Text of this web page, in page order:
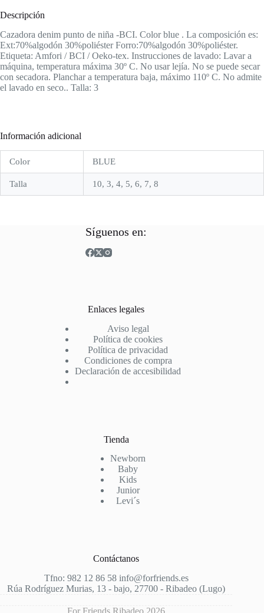
Descripción
Cazadora denim punto de niña -BCI. Color blue . La composición es:
Ext:70%algodón 30%poliéster Forro:70%algodón 30%poliéster.
Etiqueta: Amfori / BCI / Oeko-tex. Instrucciones de lavado: Lavar a
máquina, temperatura máxima 30º C. No usar lejía. No se puede secar
con secadora. Planchar a temperatura baja, máximo 110º C. No admite
el lavado en seco.. Talla: 3
Información adicional
Color BLUE
Talla 10, 3, 4, 5, 6, 7, 8
Síguenos en:
Enlaces legales
Aviso legal
Política de cookies
Política de privacidad
Condiciones de compra
Declaración de accesibilidad
Tienda
Newborn
Baby
Kids
Junior
Levi´s
Contáctanos
Tfno: 982 12 86 58 info@forfriends.es
Rúa Rodríguez Murias, 13 - bajo, 27700 - Ribadeo (Lugo)